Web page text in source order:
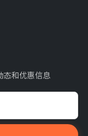
态和优惠信息